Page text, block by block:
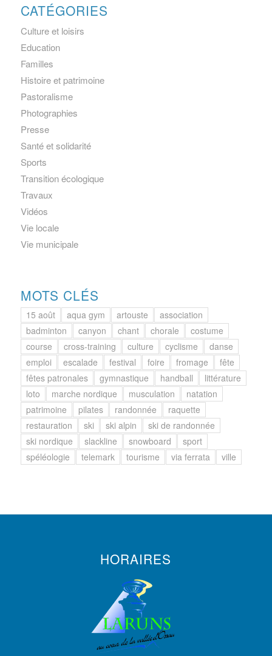
CATÉGORIES
Culture et loisirs
Education
Familles
Histoire et patrimoine
Pastoralisme
Photographies
Presse
Santé et solidarité
Sports
Transition écologique
Travaux
Vidéos
Vie locale
Vie municipale
MOTS CLÉS
15 août aqua gym artouste
association
badminton
canyon chant chorale
costume
course
cross-training culture cyclisme
danse
emploi
escalade festival foire fromage
fête
fêtes patronales
gymnastique handball
littérature
loto
marche nordique musculation
natation
patrimoine
pilates randonnée
raquette
restauration
ski ski alpin
ski de randonnée
ski nordique
slackline snowboard
sport
spéléologie
telemark tourisme via ferrata ville
HORAIRES